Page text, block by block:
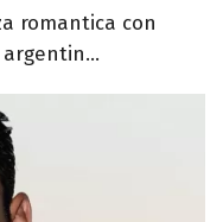
romantica con